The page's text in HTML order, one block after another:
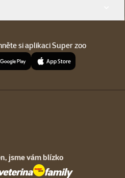
si aplikaci Super zoo
jsme vám blízko